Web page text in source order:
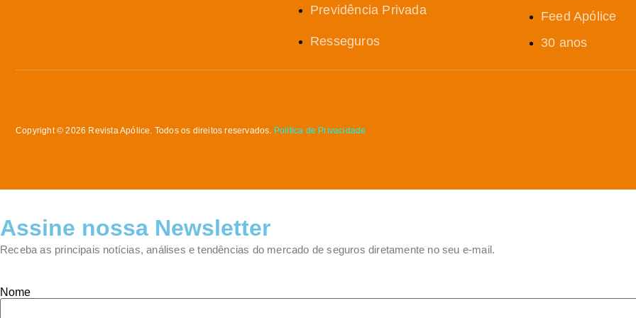
Previdência Privada
Resseguros
Feed Apólice
30 anos
Copyright © 2026 Revista Apólice. Todos os direitos reservados. Política de Privacidade
Assine nossa Newsletter
Receba as principais notícias, análises e tendências do mercado de seguros diretamente no seu e-mail.
Nome